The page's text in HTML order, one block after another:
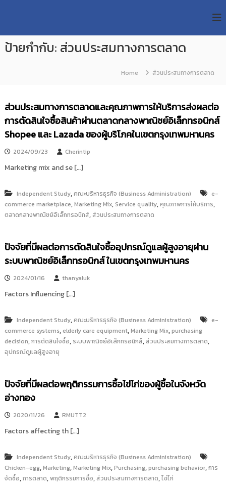
p
U
T
e
a
r
c
R
p
o
t
o
y
:
ลั
ง
ข้
อ
ล
ง
า
น
วิ
ย
วิ
ท
ท
โ
น
ล
ร
ม
ง
ค
บุ
รี
ป้ายกำกับ: ส่วนประสมทางการตลาด
Home ส่วนประสมทางการตลาด
ส่วนประสมทางการตลาดและคุณภาพการให้บริการส่งผลต่อ
การตัดสินใจซื้อสินค้าผ่านตลาดกลางพาณิชย์อิเล็กทรอนิกส์
Shopee และ Lazada ของผู้บริโภคในเขตกรุงเทพมหานคร
2024/09/23 Cherintip
Marketing mix and se […]
Independent Study,คณะบริหารธุรกิจ (Business Administration)
e-
commerce marketplace,Marketing Mix, Service quality,คุณภาพการให้บริการ,
ตลาดกลางพาณิชย์อิเล็กทรอนิกส์, ส่วนประสมทางการตลาด
ปัจจัยที่มีผลต่อการตัดสินใจซื้ออุปกรณ์ดูแลผู้สูงอายุผ่าน
ระบบพาณิชย์อิเล็กทรอนิกส์ ในเขตกรุงเทพมหานคร
2024/01/16 thanyaluk
Factors Influencing […]
Independent Study,คณะบริหารธุรกิจ (Business Administration)
e-
commerce systems, elderly care equipment,Marketing Mix,purchasing
decision,การตัดสินใจซื้อ, ระบบพาณิชย์อิเล็กทรอนิกส์, ส่วนประสมทางการตลาด,
อุปกรณ์ดูแลผู้สูงอายุ
ปัจจัยที่มีผลต่อพฤติกรรมการซื้อไข่ไก่ของผู้ซื้อในจังหวัด
อ่างทอง
2020/11/26 RMUTT2
Factors affecting th […]
Independent Study,คณะบริหารธุรกิจ (Business Administration)
Chicken-egg,Marketing,Marketing Mix,Purchasing,purchasing behavior,การ
จัดซื้อ,การตลาด,พฤติกรรมการซื้อ, ส่วนประสมทางการตลาด,ไข่ไก่